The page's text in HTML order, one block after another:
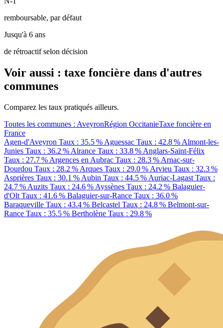
remboursable, par défaut
Jusqu'à 6 ans
de rétroactif selon décision
Voir aussi : taxe foncière dans d'autres
communes
Comparez les taux pratiqués ailleurs.
Toutes les communes : AveyronRégion OccitanieTaxe foncière en
France
Agen-d'Aveyron Taux : 35.5 % Aguessac Taux : 42.8 % Almont-les-
Junies Taux : 36.2 % Alrance Taux : 33.8 % Anglars-Saint-Félix
Taux : 27.7 % Argences en Aubrac Taux : 28.3 % Arnac-sur-
Dourdou Taux : 28.2 % Arques Taux : 29.0 % Arvieu Taux : 32.3 %
Asprières Taux : 30.1 % Aubin Taux : 44.5 % Auriac-Lagast Taux :
24.7 % Auzits Taux : 24.6 % Ayssènes Taux : 24.2 % Balaguier-
d'Olt Taux : 41.6 % Balaguier-sur-Rance Taux : 36.0 %
Baraqueville Taux : 43.4 % Belcastel Taux : 24.8 % Belmont-sur-
Rance Taux : 35.5 % Bertholène Taux : 29.8 %